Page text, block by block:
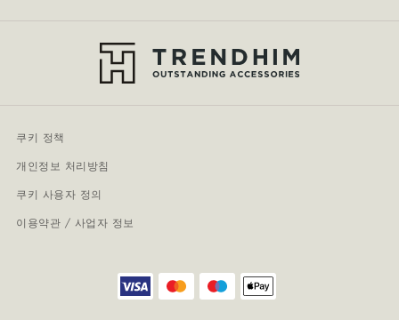
쿠키 정책
개인정보 처리방침
쿠키 사용자 정의
이용약관 / 사업자 정보